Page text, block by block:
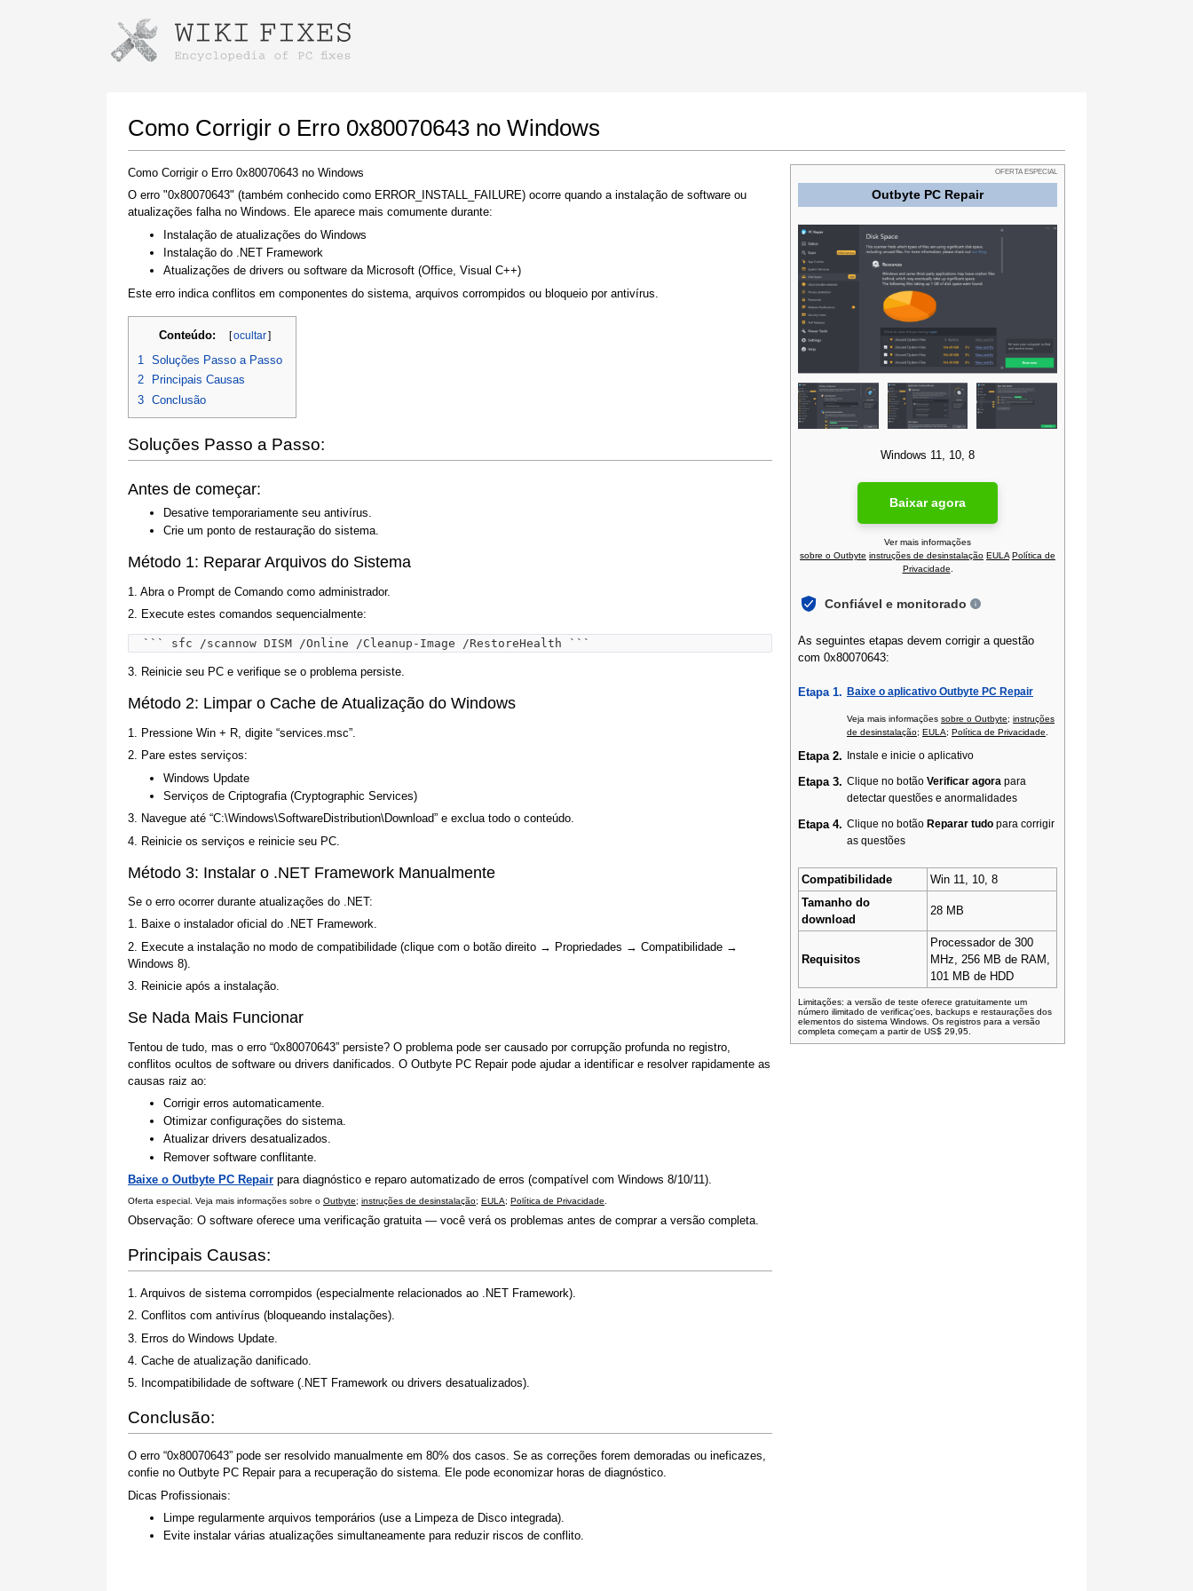
Como Corrigir o Erro 0x80070643 no Windows
Como Corrigir o Erro 0x80070643 no Windows
O erro "0x80070643" (também conhecido como ERROR_INSTALL_FAILURE) ocorre quando a instalação de software ou
atualizações falha no Windows. Ele aparece mais comumente durante:
Instalação de atualizações do Windows
Instalação do .NET Framework
Atualizações de drivers ou software da Microsoft (Office, Visual C++)
Este erro indica conflitos em componentes do sistema, arquivos corrompidos ou bloqueio por antivírus.
Conteúdo: [ ocultar ]
1 Soluções Passo a Passo
2
Principais Causas
3 Conclusão
Soluções Passo a Passo:
Antes de começar:
Desative temporariamente seu antivírus.
Crie um ponto de restauração do sistema.
Método 1: Reparar Arquivos do Sistema
1. Abra o Prompt de Comando como administrador.
2. Execute estes comandos sequencialmente:
``` sfc /scannow DISM /Online /Cleanup-Image /RestoreHealth ```
3. Reinicie seu PC e verifique se o problema persiste.
Método 2: Limpar o Cache de Atualização do Windows
1. Pressione Win + R, digite “services.msc”.
2. Pare estes serviços:
Windows Update
Serviços de Criptografia (Cryptographic Services)
3. Navegue até “C:\Windows\SoftwareDistribution\Download” e exclua todo o conteúdo.
4. Reinicie os serviços e reinicie seu PC.
Método 3: Instalar o .NET Framework Manualmente
Se o erro ocorrer durante atualizações do .NET:
1. Baixe o instalador oficial do .NET Framework.
2. Execute a instalação no modo de compatibilidade (clique com o botão direito → Propriedades → Compatibilidade →
Windows 8).
3. Reinicie após a instalação.
Se Nada Mais Funcionar
Tentou de tudo, mas o erro “0x80070643” persiste? O problema pode ser causado por corrupção profunda no registro,
conflitos ocultos de software ou drivers danificados. O Outbyte PC Repair pode ajudar a identificar e resolver rapidamente as
causas raiz ao:
Corrigir erros automaticamente.
Otimizar configurações do sistema.
Atualizar drivers desatualizados.
Remover software conflitante.
Baixe o Outbyte PC Repair para diagnóstico e reparo automatizado de erros (compatível com Windows 8/10/11).
Oferta especial. Veja mais informações sobre o Outbyte; instruções de desinstalação; EULA; Política de Privacidade.
Observação: O software oferece uma verificação gratuita — você verá os problemas antes de comprar a versão completa.
Principais Causas:
1. Arquivos de sistema corrompidos (especialmente relacionados ao .NET Framework).
2. Conflitos com antivírus (bloqueando instalações).
3. Erros do Windows Update.
4. Cache de atualização danificado.
5. Incompatibilidade de software (.NET Framework ou drivers desatualizados).
Conclusão:
O erro “0x80070643” pode ser resolvido manualmente em 80% dos casos. Se as correções forem demoradas ou ineficazes,
confie no Outbyte PC Repair para a recuperação do sistema. Ele pode economizar horas de diagnóstico.
Dicas Profissionais:
Limpe regularmente arquivos temporários (use a Limpeza de Disco integrada).
Evite instalar várias atualizações simultaneamente para reduzir riscos de conflito.
OFERTA ESPECIAL
Outbyte PC Repair
Windows 11, 10, 8
Baixar agora
Ver mais informações
sobre o Outbyte instruções de desinstalação EULA Política de
Privacidade
Confiável e monitorado
As seguintes etapas devem corrigir a questão
com 0x80070643:
Etapa 1. Baixe o aplicativo Outbyte PC Repair
Veja mais informações sobre o Outbyte; instruções
de desinstalação; EULA; Política de Privacidade
Etapa 2. Instale e inicie o aplicativo
Etapa 3. Clique no botão Verificar agora para
detectar questões e anormalidades
Etapa 4. Clique no botão Reparar tudo para corrigir
as questões
Compatibilidade
Win 11, 10, 8
Tamanho do
download
28 MB
Requisitos
Processador de 300
MHz, 256 MB de RAM,
101 MB de HDD
Limitações: a versão de teste oferece gratuitamente um
número ilimitado de verificaç'oes, backups e restaurações dos
elementos do sistema Windows. Os registros para a versão
completa começam a partir de US$ 29,95.